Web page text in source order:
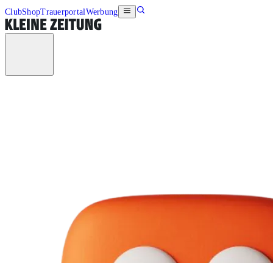
ClubShopTrauerportalWerbung